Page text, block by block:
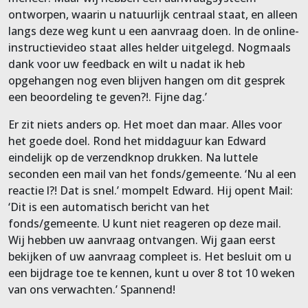
ontworpen, waarin u natuurlijk centraal staat, en alleen
langs deze weg kunt u een aanvraag doen. In de online-
instructievideo staat alles helder uitgelegd. Nogmaals
dank voor uw feedback en wilt u nadat ik heb
opgehangen nog even blijven hangen om dit gesprek
een beoordeling te geven?!. Fijne dag.’
Er zit niets anders op. Het moet dan maar. Alles voor
het goede doel. Rond het middaguur kan Edward
eindelijk op de verzendknop drukken. Na luttele
seconden een mail van het fonds/gemeente. ‘Nu al een
reactie l?! Dat is snel.’ mompelt Edward. Hij opent Mail:
‘Dit is een automatisch bericht van het
fonds/gemeente. U kunt niet reageren op deze mail.
Wij hebben uw aanvraag ontvangen. Wij gaan eerst
bekijken of uw aanvraag compleet is. Het besluit om u
een bijdrage toe te kennen, kunt u over 8 tot 10 weken
van ons verwachten.’ Spannend!